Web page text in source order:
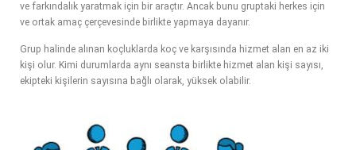
ve farkındalık yaratmak için bir araçtır. Ancak bunu gruptaki herkes için
ve ortak amaç çerçevesinde birlikte yapmaya dayanır.
Grup halinde alınan koçluklarda koç ve karşısında hizmet alan en az iki
kişi olur. Kimi durumlarda aynı seansta birlikte hizmet alan kişi sayısı,
ekipteki kişilerin sayısına bağlı olarak, yüksek olabilir.